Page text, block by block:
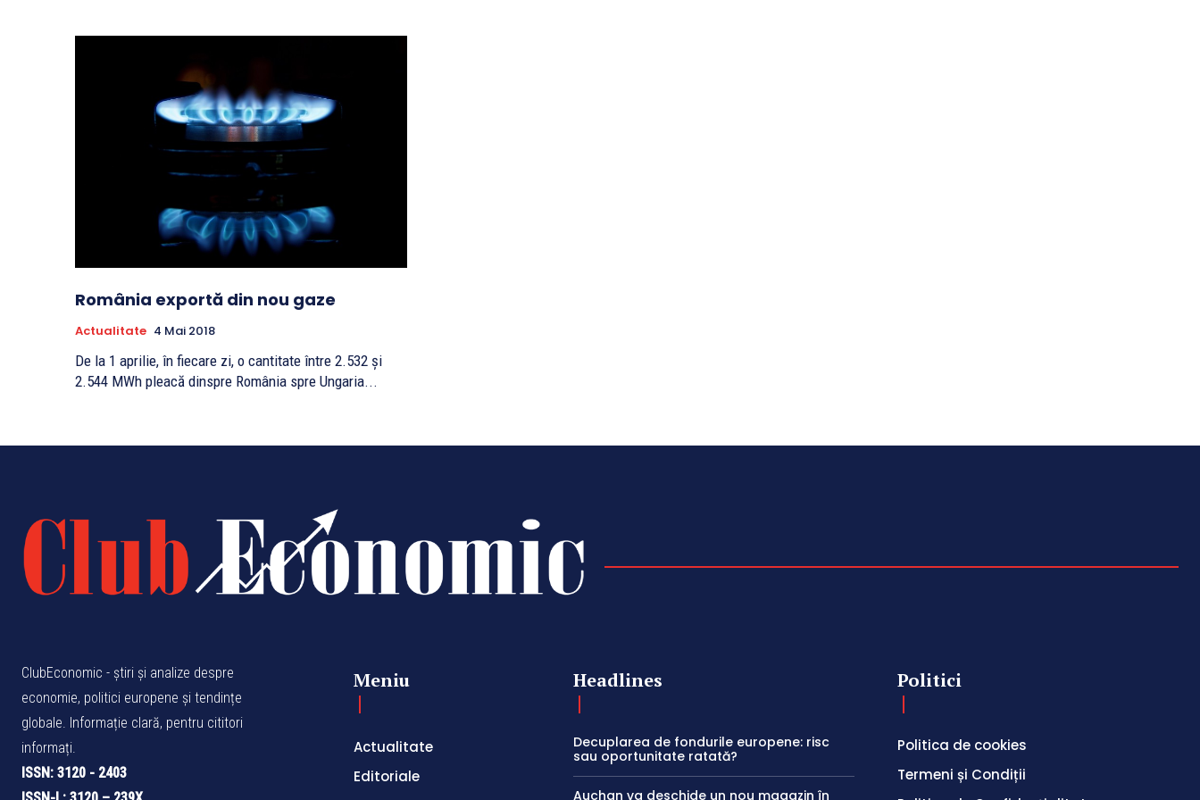
România exportă din nou gaze
Actualitate 4 Mai 2018
De la 1 aprilie, în fiecare zi, o cantitate între 2.532 și
2.544 MWh pleacă dinspre România spre Ungaria...
ClubEconomic - știri și analize despre
economie, politici europene și tendințe
globale. Informație clară, pentru cititori
informați.
ISSN: 3120 - 2403
Meniu
Actualitate
Editoriale
Headlines
Decuplarea de fondurile europene: risc
sau oportunitate ratată?
Auchan va deschide un nou magazin în
Politici
Politica de cookies
Termeni și Condiții